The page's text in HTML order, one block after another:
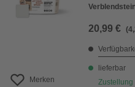
Merken
20,99 €
lieferbar
Zustellung